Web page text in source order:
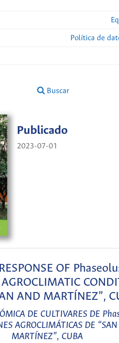
Política de
Buscar
Publicado
2023-07-01
OF
AND MARTÍNEZ”,
DE CULTIVARES DE
AGROCLIMÁTICAS DE
MARTÍNEZ”, CUBA